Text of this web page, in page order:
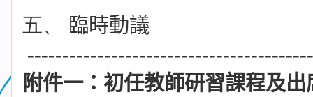
五、
臨時動議
-----------------------------------------
附件一：初任教師研習課程及出